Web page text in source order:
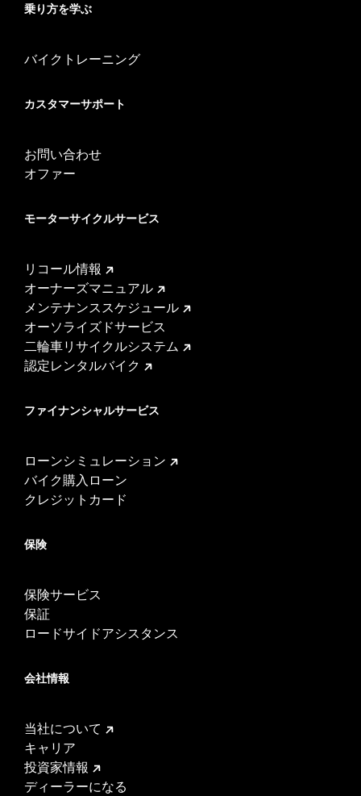
乗り方を学ぶ
バイクトレーニング
カスタマーサポート
お問い合わせ
オファー
モーターサイクルサービス
リコール情報
オーナーズマニュアル
メンテナンススケジュール
オーソライズドサービス
二輪車リサイクルシステム
認定レンタルバイク
ファイナンシャルサービス
ローンシミュレーション
バイク購入ローン
クレジットカード
保険
保険サービス
保証
ロードサイドアシスタンス
会社情報
当社について
キャリア
投資家情報
ディーラーになる